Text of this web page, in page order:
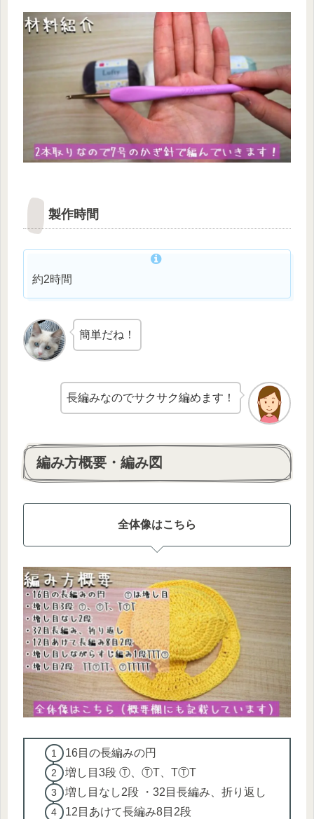
製作時間
約2時間
簡単だね！
長編みなのでサクサク編めます！
編み方概要・編み図
全体像はこちら
16目の長編みの円
増し目3段 Ⓣ、ⓉT、TⓉT
増し目なし2段 ・32目長編み、折り返し
12目あけて長編み8目2段